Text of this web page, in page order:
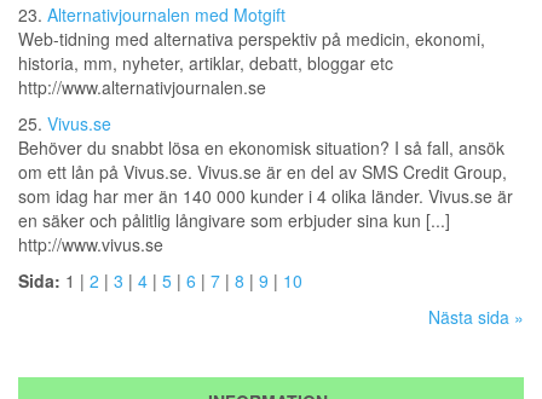
23. Alternativjournalen med Motgift
Web-tidning med alternativa perspektiv på medicin, ekonomi,
historia, mm, nyheter, artiklar, debatt, bloggar etc
http://www.alternativjournalen.se
25. Vivus.se
Behöver du snabbt lösa en ekonomisk situation? I så fall, ansök
om ett lån på Vivus.se. Vivus.se är en del av SMS Credit Group,
som idag har mer än 140 000 kunder i 4 olika länder. Vivus.se är
en säker och pålitlig långivare som erbjuder sina kun [...]
http://www.vivus.se
Sida: 1 | 2 | 3 | 4 | 5 | 6 | 7 | 8 | 9 | 10
Nästa sida »